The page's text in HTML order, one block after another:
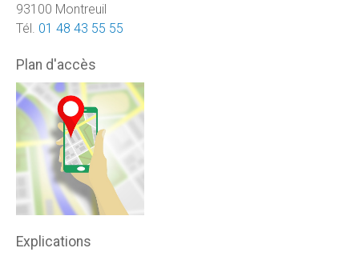
93100 Montreuil
Tél. 01 48 43 55 55
Plan d'accès
Explications